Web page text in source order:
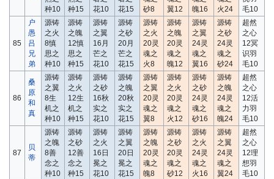
种10
种15
花10
花15
砂8
翼12
魄16
火24
毛10
85
户
愚
吕
兄
弟
源铸
之火
8慎
思之
种10
源铸
之魄
12慎
思之
种15
源铸
之翼
16月
芒之
花10
源铸
之砂
20月
芒之
花15
源铸
之火
20灵
魂之
火8
源铸
之魄
20灵
魂之
魄12
源铸
之翼
24灵
魂之
翼16
源铸
之砂
24灵
魂之
砂24
超然
之心
12冥
识羽
毛10
86
桑
原
和
真
源铸
之翼
8生
机之
种10
源铸
之火
12生
机之
种15
源铸
之砂
16秋
实之
花10
源铸
之魄
20秋
实之
花15
源铸
之翼
20灵
魂之
翼8
源铸
之火
20灵
魂之
火12
源铸
之砂
24灵
魂之
砂16
源铸
之魄
24灵
魂之
魄24
超然
之心
12活
力羽
毛10
87
贝
蒂
源铸
之魄
8善
念之
种10
源铸
之砂
12善
念之
种15
源铸
之火
16日
冕之
花10
源铸
之翼
20日
冕之
花15
源铸
之魄
20灵
魂之
魄8
源铸
之砂
20灵
魂之
砂12
源铸
之火
24灵
魂之
火16
源铸
之翼
24灵
魂之
翼24
超然
之心
12理
想羽
毛10